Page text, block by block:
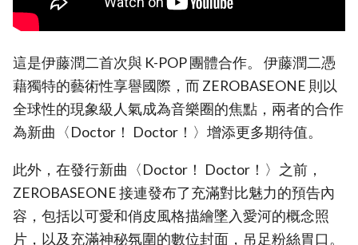
這是伊藤潤二首次與 K-POP 團體合作。 伊藤潤二憑
藉獨特的藝術性享譽國際，而 ZEROBASEONE 則以
全球性的現象級人氣成為音樂圈的焦點，兩者的合作
為新曲〈Doctor！ Doctor！〉增添更多期待值。
此外，在發行新曲〈Doctor！ Doctor！〉之前，
ZEROBASEONE 接連發布了充滿對比魅力的預告內
容，包括以可愛和俏皮風格描繪墜入愛河的概念照
片，以及充滿神秘氛圍的數位封面，吊足粉絲胃口。